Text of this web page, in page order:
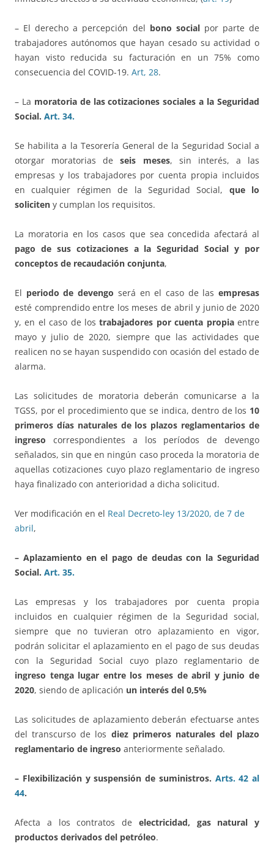
– El derecho a percepción del bono socialpor parte de
trabajadores autónomos que hayan cesado su actividad o
hayan visto reducida su facturación en un 75% como
consecuencia del COVID-19. Art, 28.
– La moratoria de las cotizaciones sociales a la Seguridad
Social. Art. 34.
Se habilita a la Tesorería General de la Seguridad Social a
otorgar moratorias deseis meses, sin interés, a las
empresas y los trabajadores por cuenta propia incluidos
en cualquier régimen de la Seguridad Social, que lo
soliciten y cumplan los requisitos.
La moratoria en los casos que sea concedida afectará al
pago de sus cotizaciones a la Seguridad Social y por
conceptos de recaudación conjunta,
El periodo de devengo será en el caso de lasempresas
esté comprendido entre los meses de abril y junio de 2020
y, en el caso de lostrabajadores por cuenta propiaentre
mayo y julio de 2020, siempre que las actividades que
realicen no se hayan suspendido con ocasión del estado de
alarma.
Las solicitudes de moratoria deberán comunicarse a la
TGSS, por el procedimiento que se indica, dentro de los 10
primeros días naturales de los plazos reglamentarios de
ingreso correspondientes a los períodos de devengo
señalados, sin que en ningún caso proceda la moratoria de
aquellas cotizaciones cuyo plazo reglamentario de ingreso
haya finalizado con anterioridad a dicha solicitud.
Ver modificación en el Real Decreto-ley 13/2020, de 7 de
abril,
– Aplazamiento en el pago de deudas con la Seguridad
Social. Art. 35.
Las empresas y los trabajadores por cuenta propia
incluidos en cualquier régimen de la Seguridad social,
siempre que no tuvieran otro aplazamiento en vigor,
podrán solicitar el aplazamiento en el pago de sus deudas
con la Seguridad Social cuyo plazo reglamentario de
ingreso tenga lugar entre los meses de abril y junio de
2020, siendo de aplicación un interés del 0,5%
Las solicitudes de aplazamiento deberán efectuarse antes
del transcurso de los diez primeros naturales del plazo
reglamentario de ingreso anteriormente señalado.
– Flexibilización y suspensión de suministros. Arts. 42 al
44.
Afecta a los contratos de electricidad, gas natural y
productos derivados del petróleo.